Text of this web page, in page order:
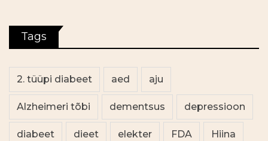
Tags
2. tüüpi diabeet aed aju
Alzheimeri tõbi dementsus depressioon
diabeet dieet elekter FDA Hiina